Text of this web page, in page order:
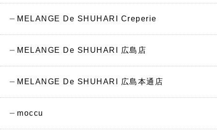
MELANGE De SHUHARI Creperie
MELANGE De SHUHARI 広島店
MELANGE De SHUHARI 広島本通店
moccu